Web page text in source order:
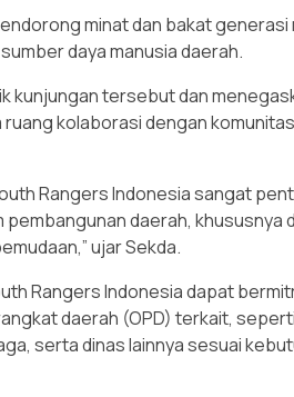
minat dan bakat generasi
daya manusia daerah.
kunjungan tersebut dan
ruang kolaborasi dengan
Rangers Indonesia sangat
daerah, khususnya
ujar Sekda.
Rangers Indonesia dapat
daerah (OPD) terkait,
serta dinas lainnya sesuai